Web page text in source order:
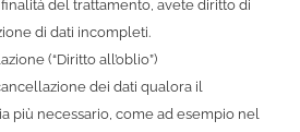
del trattamento, avete diritto di
di dati incompleti.
(“Diritto all’oblio”)
dei dati qualora il
più necessario, come ad esempio nel